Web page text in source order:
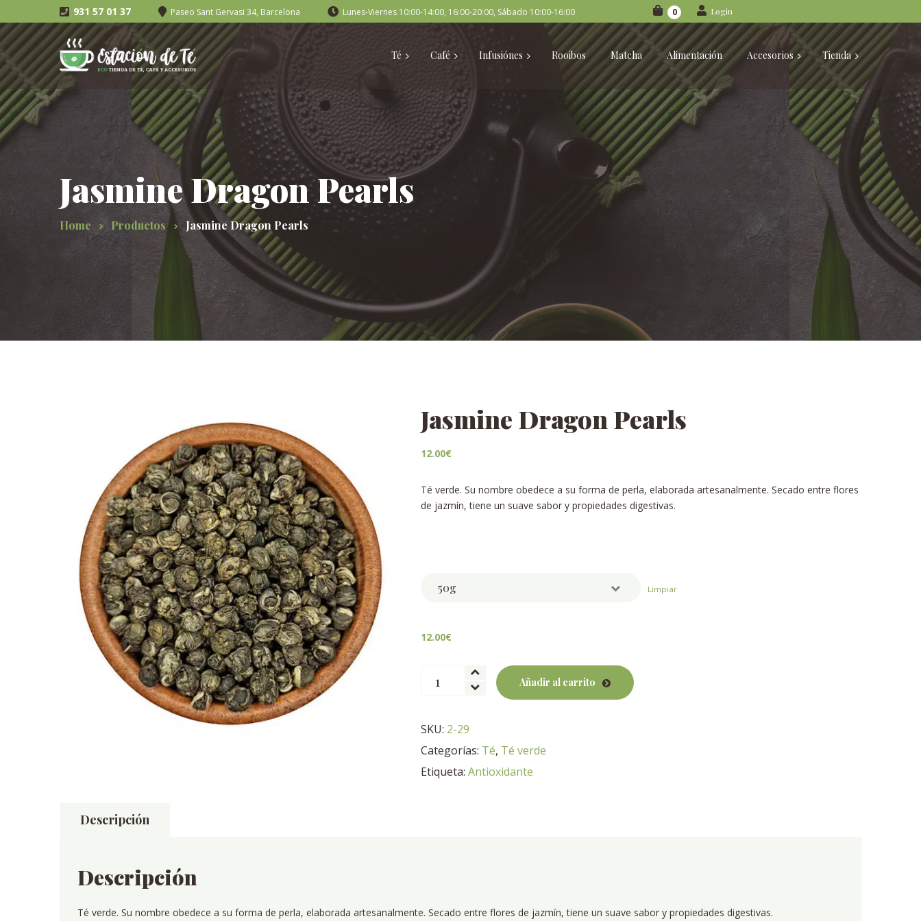
931 57 01 37 Paseo Sant Gervasi 34, Barcelona Lunes-Viernes 10:00-14:00, 16:00-20:00, Sábado 10:00-16:00 0 Login
Té Café Infusiónes Rooibos Matcha Alimentación Accesorios Tienda
Jasmine Dragon Pearls
Home Productos Jasmine Dragon Pearls
Jasmine Dragon Pearls
12.00€
Té verde. Su nombre obedece a su forma de perla, elaborada artesanalmente. Secado entre flores
de jazmín, tiene un suave sabor y propiedades digestivas.
Limpiar
12.00€
Dragon
Añadir al carrito
SKU: 2-29
Categorías: Té, Té verde
Etiqueta: Antioxidante
Descripción
Descripción
Té verde. Su nombre obedece a su forma de perla, elaborada artesanalmente. Secado entre flores de jazmín, tiene un suave sabor y propiedades digestivas.